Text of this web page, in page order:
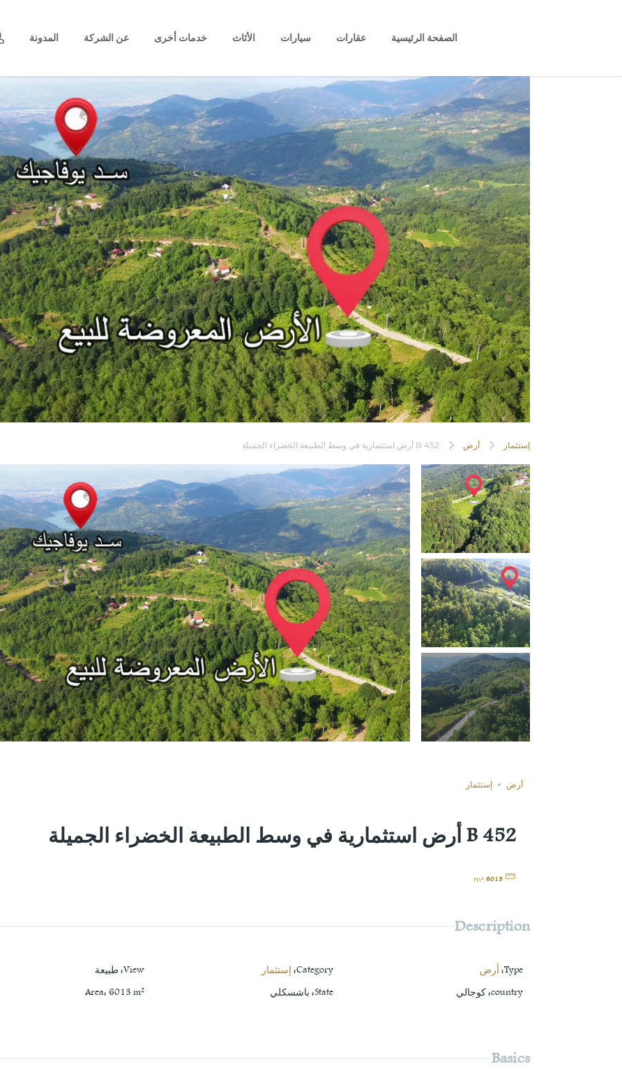
الصفحة الرئيسية عقارات سيارات الأثاث خدمات أخرى عن الشركة المدونة
إستثمار أرض B 452 أرض استثمارية في وسط الطبيعة الخضراء الجميلة
أرض إستثمار
B 452 أرض استثمارية في وسط الطبيعة الخضراء الجميلة
6013
m²
Description
Type
: أرض Category
: إستثمار View
:طبيعة
country
:كوجالي State
: باشسكلي Area: 6013 m²
Basics